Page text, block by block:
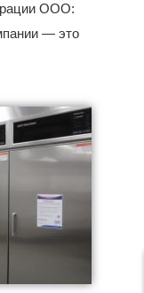
ООО:
— это